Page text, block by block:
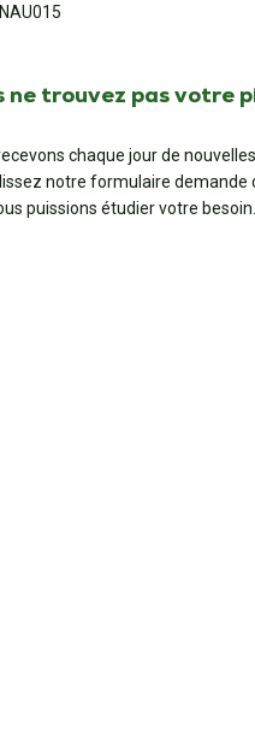
NAU015
ne trouvez pas votre
chaque jour de
notre formulaire demande
puissions étudier votre besoin.